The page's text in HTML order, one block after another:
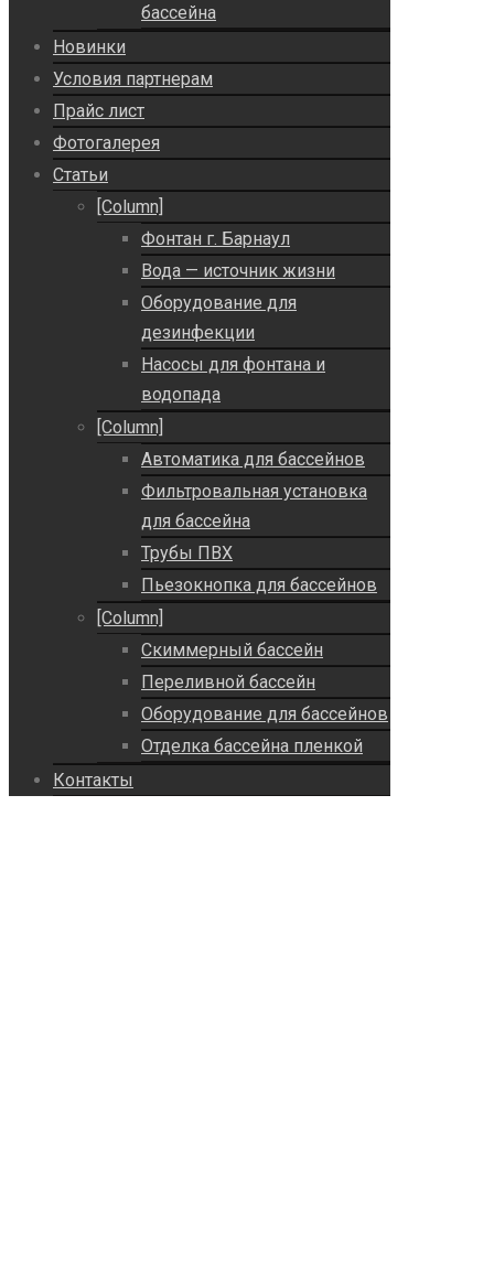
бассейна
Новинки
Условия партнерам
Прайс лист
Фотогалерея
Статьи
[Column]
Фонтан г. Барнаул
Вода — источник жизни
Оборудование для
дезинфекции
Насосы для фонтана и
водопада
[Column]
Автоматика для бассейнов
Фильтровальная установка
для бассейна
Трубы ПВХ
Пьезокнопка для бассейнов
[Column]
Скиммерный бассейн
Переливной бассейн
Оборудование для бассейнов
Отделка бассейна пленкой
Контакты